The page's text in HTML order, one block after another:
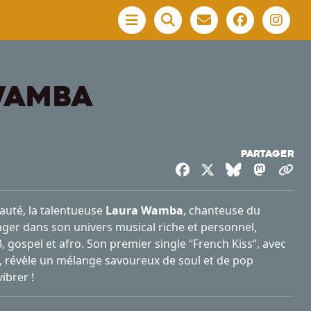
Menu
Partager
FacebookBluesky
la talentueuse Laura Wamba, chanteuse du
dans son univers musical riche et personnel,
gospel et afro. Son premier single “French Kiss”, avec
un mélange savoureux de soul et de pop
!